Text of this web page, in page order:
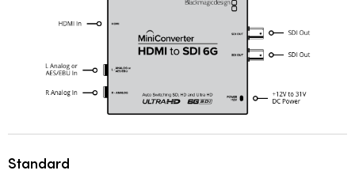
Ukraine
United States
Standard